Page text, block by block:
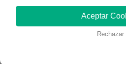
No te olvides de
¡No te pierdas de contenido y
Aceptar
Rechazar